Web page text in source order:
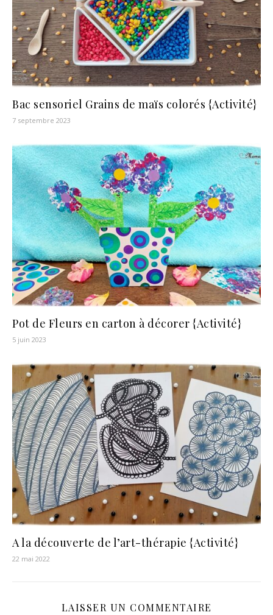
Bac sensoriel Grains de maïs colorés {Activité}
7 septembre 2023
Pot de Fleurs en carton à décorer {Activité}
5 juin 2023
A la découverte de l’art-thérapie {Activité}
22 mai 2022
LAISSER UN COMMENTAIRE